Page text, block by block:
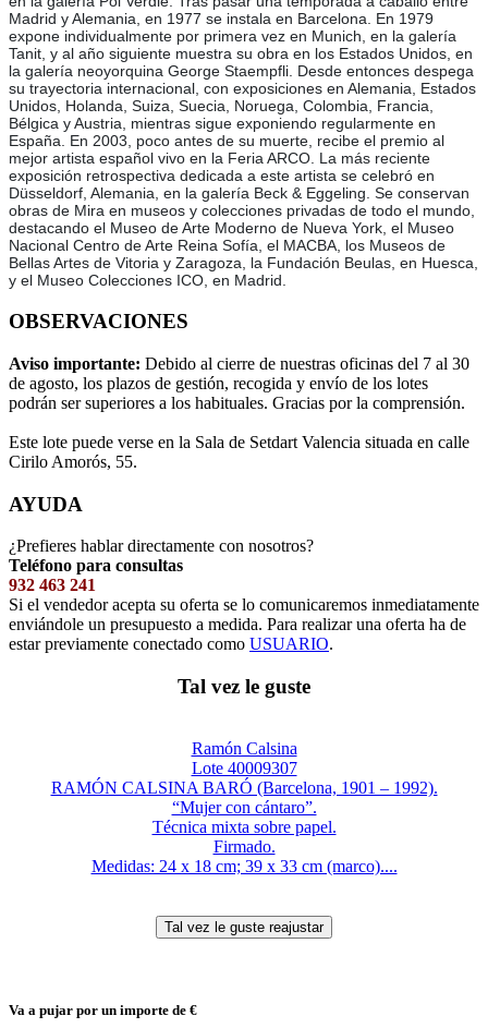
Madrid y Alemania, en 1977 se instala en Barcelona. En 1979
expone individualmente por primera vez en Munich, en la galería
Tanit, y al año siguiente muestra su obra en los Estados Unidos, en
la galería neoyorquina George Staempfli. Desde entonces despega
su trayectoria internacional, con exposiciones en Alemania, Estados
Unidos, Holanda, Suiza, Suecia, Noruega, Colombia, Francia,
Bélgica y Austria, mientras sigue exponiendo regularmente en
España. En 2003, poco antes de su muerte, recibe el premio al
mejor artista español vivo en la Feria ARCO. La más reciente
exposición retrospectiva dedicada a este artista se celebró en
Düsseldorf, Alemania, en la galería Beck & Eggeling. Se conservan
obras de Mira en museos y colecciones privadas de todo el mundo,
destacando el Museo de Arte Moderno de Nueva York, el Museo
Nacional Centro de Arte Reina Sofía, el MACBA, los Museos de
Bellas Artes de Vitoria y Zaragoza, la Fundación Beulas, en Huesca,
y el Museo Colecciones ICO, en Madrid.
OBSERVACIONES
Aviso importante: Debido al cierre de nuestras oficinas del 7 al 30
de agosto, los plazos de gestión, recogida y envío de los lotes
podrán ser superiores a los habituales. Gracias por la comprensión.
Este lote puede verse en la Sala de Setdart Valencia situada en calle
Cirilo Amorós, 55.
AYUDA
¿Prefieres hablar directamente con nosotros?
Teléfono para consultas
932 463 241
Si el vendedor acepta su oferta se lo comunicaremos inmediatamente
enviándole un presupuesto a medida. Para realizar una oferta ha de
estar previamente conectado como USUARIO.
Tal vez le guste
Ramón Calsina
Lote 40009307
RAMÓN CALSINA BARÓ (Barcelona, 1901 – 1992).
“Mujer con cántaro”.
Técnica mixta sobre papel.
Firmado.
Medidas: 24 x 18 cm; 39 x 33 cm (marco)....
Va a pujar por un importe de €